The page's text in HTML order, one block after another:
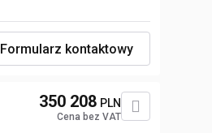
Formularz kontaktowy
350 208 PLN
Cena bez VAT